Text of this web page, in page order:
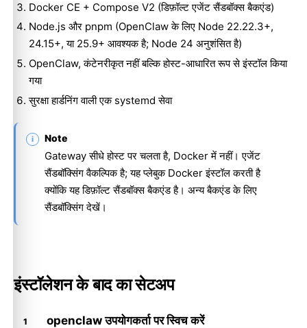
Docker CE + Compose V2 (डिफ़ॉल्ट एजेंट सैंडबॉक्स बैकएंड)
Node.js और pnpm (OpenClaw के लिए Node 22.22.3+,
24.15+, या 25.9+ आवश्यक है; Node 24 अनुशंसित है)
OpenClaw, कंटेनरीकृत नहीं बल्कि होस्ट-आधारित रूप से इंस्टॉल किया
गया
सुरक्षा हार्डनिंग वाली एक systemd सेवा
Note
Gateway सीधे होस्ट पर चलता है, Docker में नहीं। एजेंट
सैंडबॉक्सिंग वैकल्पिक है; यह प्लेबुक Docker इंस्टॉल करती है
क्योंकि यह डिफ़ॉल्ट सैंडबॉक्स बैकएंड है। अन्य बैकएंड के लिए
सैंडबॉक्सिंगदेखें।
इंस्टॉलेशन के बाद का सेटअप
openclaw उपयोगकर्ता पर स्विच करें